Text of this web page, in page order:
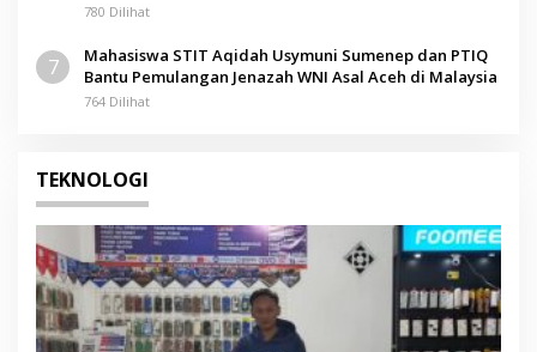
780 Dilihat
7
Mahasiswa STIT Aqidah Usymuni Sumenep dan PTIQ
Bantu Pemulangan Jenazah WNI Asal Aceh di Malaysia
764 Dilihat
TEKNOLOGI